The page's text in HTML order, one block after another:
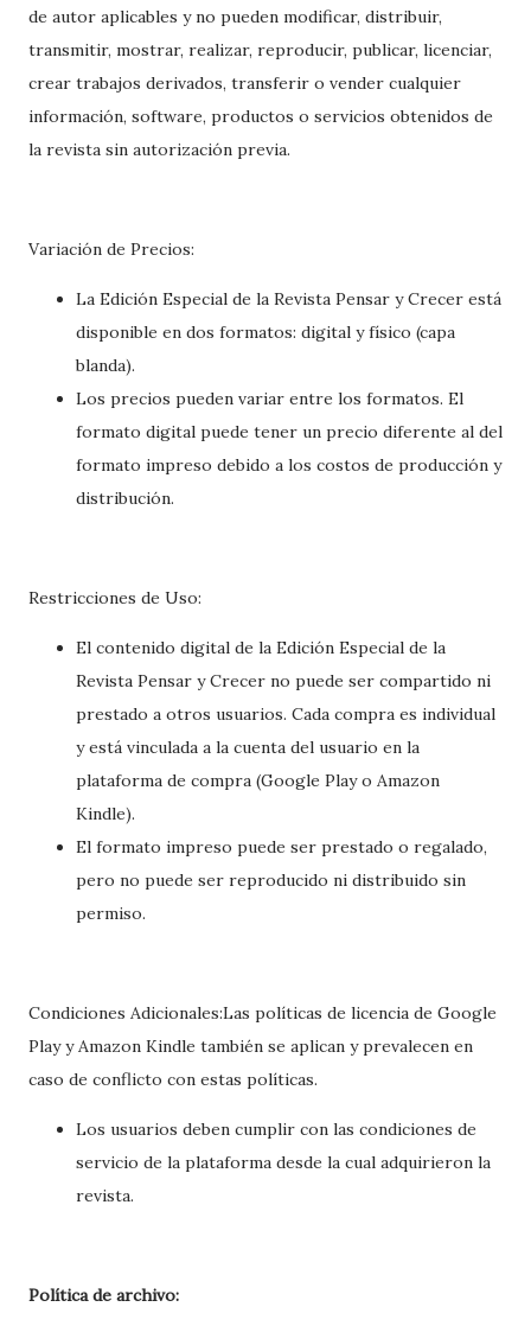
de autor aplicables y no pueden modificar, distribuir,
transmitir, mostrar, realizar, reproducir, publicar, licenciar,
crear trabajos derivados, transferir o vender cualquier
información, software, productos o servicios obtenidos de
la revista sin autorización previa.
Variación de Precios:
La Edición Especial de la Revista Pensar y Crecer está
disponible en dos formatos: digital y físico (capa
blanda).
Los precios pueden variar entre los formatos. El
formato digital puede tener un precio diferente al del
formato impreso debido a los costos de producción y
distribución.
Restricciones de Uso:
El contenido digital de la Edición Especial de la
Revista Pensar y Crecer no puede ser compartido ni
prestado a otros usuarios. Cada compra es individual
y está vinculada a la cuenta del usuario en la
plataforma de compra (Google Play o Amazon
Kindle).
El formato impreso puede ser prestado o regalado,
pero no puede ser reproducido ni distribuido sin
permiso.
Condiciones Adicionales:Las políticas de licencia de Google
Play y Amazon Kindle también se aplican y prevalecen en
caso de conflicto con estas políticas.
Los usuarios deben cumplir con las condiciones de
servicio de la plataforma desde la cual adquirieron la
revista.
Política de archivo: